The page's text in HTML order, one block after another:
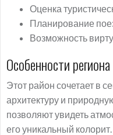
Оценка
Планирование
Возможность
Особенности
Этот район сочетает в
архитектуру и
позволяют увидеть
его уникальный колорит.